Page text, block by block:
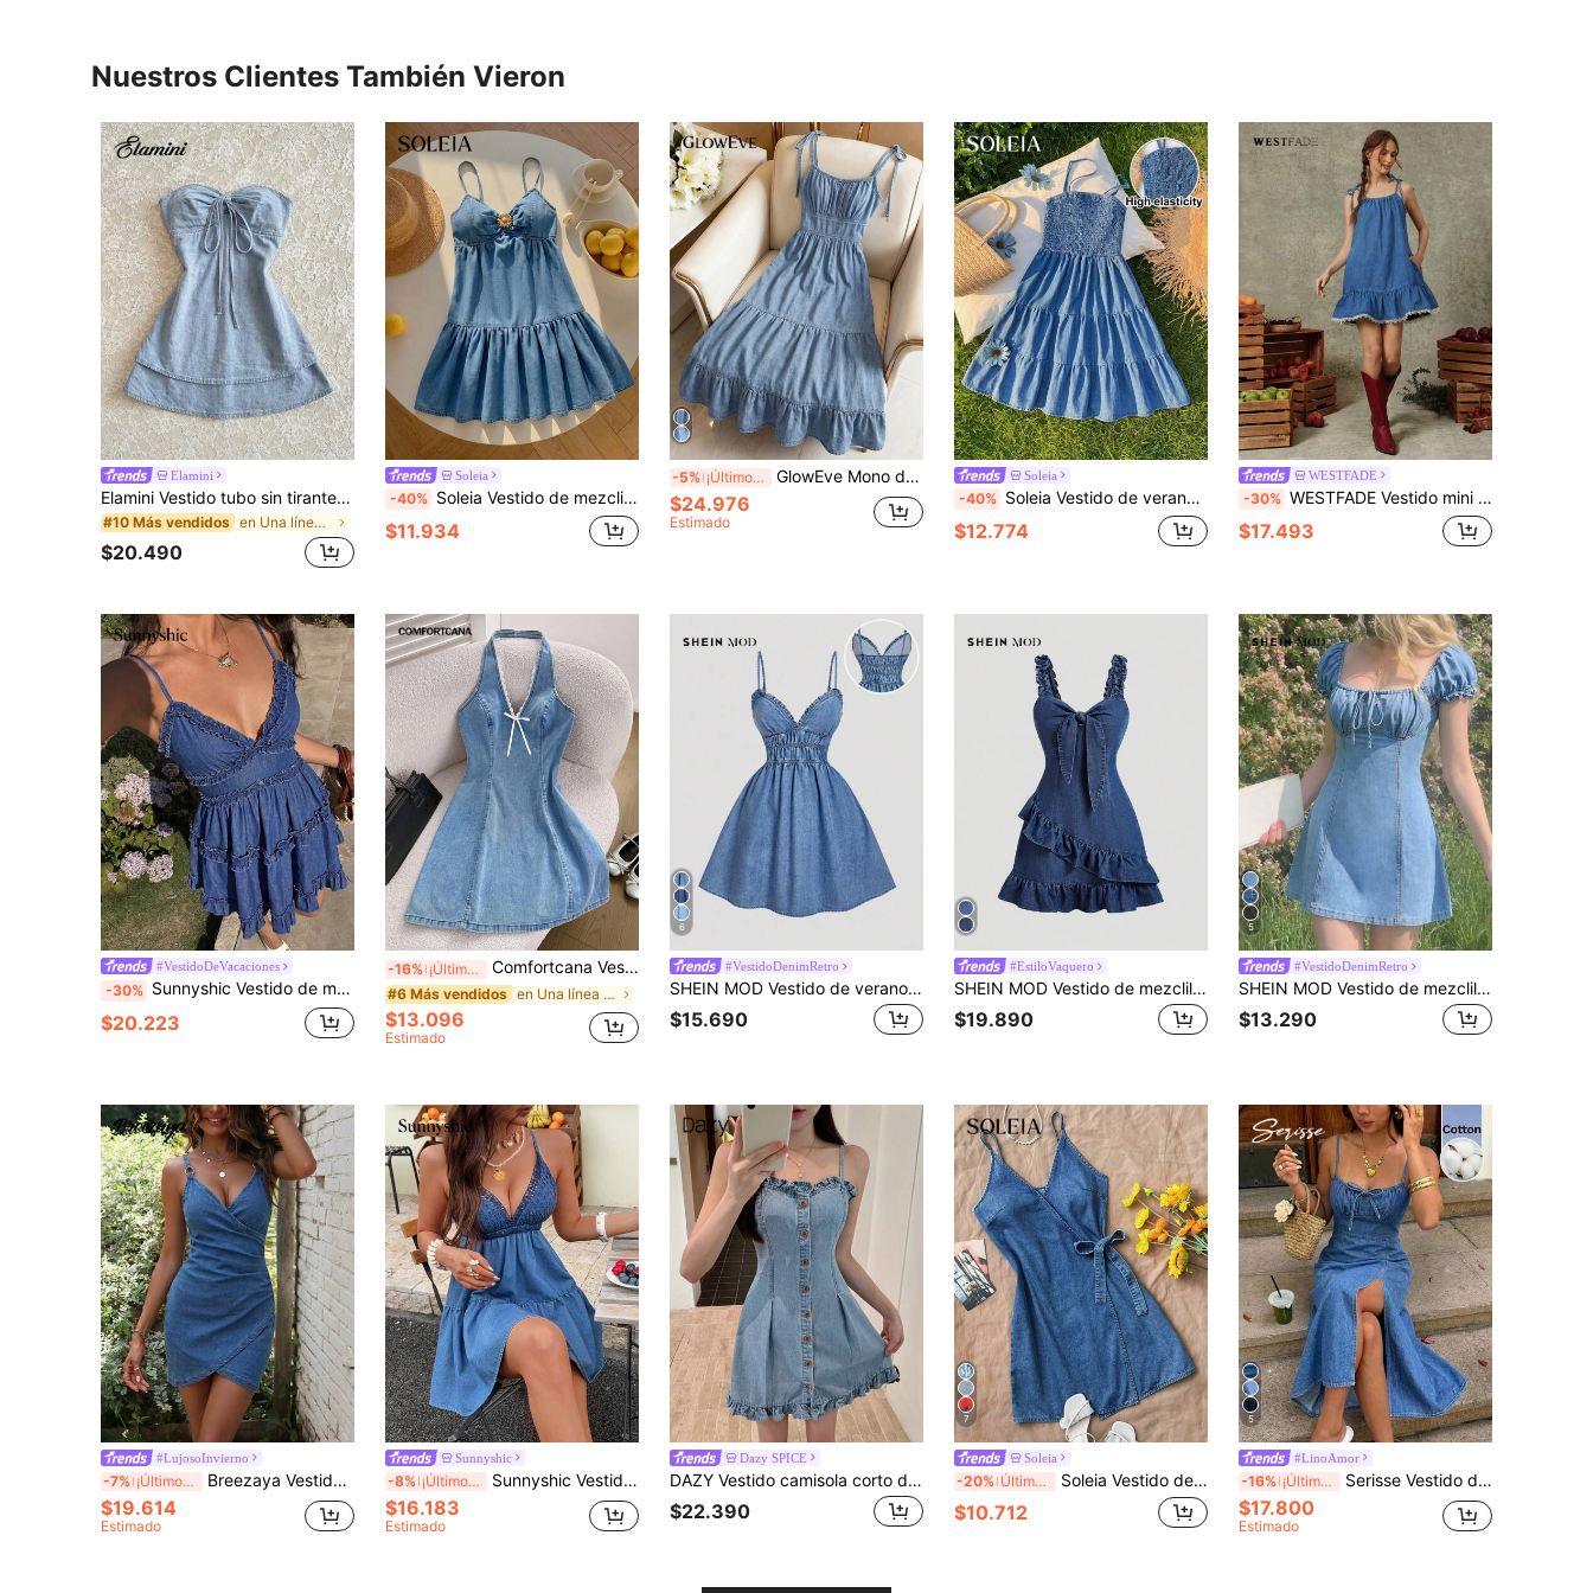
Nuestros Clientes También Vieron
Elamini
Elamini Vestido tubo sin tirantes de mezclilla para mujer
#10 Más vendidos en Una línea Vestidos de mezclilla para mujer
$20.490
Soleia
-40% Soleia Vestido de mezclilla con tirantes finos, plisado y volante en el bajo, de unicolor para mujer
$11.934
-5% ¡Últimos 2 días GlowEve Mono de mezclilla casual y de viaje con pliegues para mujer
$24.976
Estimado
Soleia
-40% Soleia Vestido de verano casual de tirantes de mezclilla
$12.774
WESTFADE
-30% WESTFADE Vestido mini con volantes y tirantes ajustables para mujer
$17.493
#VestidoDeVacaciones
-30% Sunnyshic Vestido de mezclilla con tirantes finos y volantes multicapa de moda para mujer
$20.223
-16% ¡Últimos 2 días Comfortcana Vestido mini ajustado de mezclilla con cuello halter para mujer, azul, atuendos de verano para mujer, atuendo de rave, vestido con espalda abierta, atuendos gyaru, vestidos con lazo delantero, ropa Y2K para mujer, atuendo de concierto country, atuendo de crucero para mujer, atuendos de vaquera para mujer, estilo de festival
#6 Más vendidos en Una línea Vestidos de mezclilla para mujer
$13.096
Estimado
6
#VestidoDenimRetro
SHEIN MOD Vestido de verano de mujer de mezclilla con volantes y fruncido en la cintura, vestido de tirantes elásticos de mezclilla azul para vacaciones de verano, vestidos de verano para mujer, atuendos de playa para mujer, vestimenta casual de negocios para mujer, atuendo para conciertos de country, atuendos de cumpleaños para mujer, vestimenta occidental para mujer, vestidos casuales para mujer, atuendo para conciertos de mujer, vestidos azules elegantes y clásicos, atuendos de Hawái para mujer, atuendos para brunch para mujer, vestidos para fiestas de mujer, vestidos de graduación para mujer, vestidos de verano para vacaciones, vestido de mezclilla azul
$15.690
#EstiloVaquero
SHEIN MOD Vestido de mezclilla con dobladillo de volantes retorcido simple y de un solo color para uso diario de mujer
$19.890
5
#VestidoDenimRetro
SHEIN MOD Vestido de mezclilla casual de fiesta con cuello cuadrado y drapeado para mujer
$13.290
#LujosoInvierno
-7% ¡Últimos 2 días Breezaya Vestido de mezclilla ajustado con tirantes finos y diseño cruzado para mujer
$19.614
Estimado
Sunnyshic
-8% ¡Últimos 2 días Sunnyshic Vestido casual de fiesta para mujer con cuello en V, plisado y tirantes de mezclilla
$16.183
Estimado
Dazy SPICE
DAZY Vestido camisola corto de mujer para verano con volantes, patchwork, sexy y casual de mezclilla
$22.390
7
Soleia
-20% Último día Soleia Vestido de mezclilla casual de mujer con tirantes laterales anudados
$10.712
5
#LinoAmor
-16% ¡Últimos 2 días Serisse Vestido de tirantes de mezclilla con abertura lateral fruncida y anudable, de moda para mujer
$17.800
Estimado